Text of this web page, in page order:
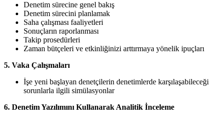
Denetim sürecine genel bakış
Denetim sürecini planlamak
Saha çalışması faaliyetleri
Sonuçların raporlanması
Takip prosedürleri
Zaman bütçeleri ve etkinliğinizi arttırmaya yönelik ipuçları
5. Vaka Çalışmaları
İşe yeni başlayan denetçilerin denetimlerde karşılaşabileceği
sorunlarla ilgili simülasyonlar
6. Denetim Yazılımını Kullanarak Analitik İnceleme